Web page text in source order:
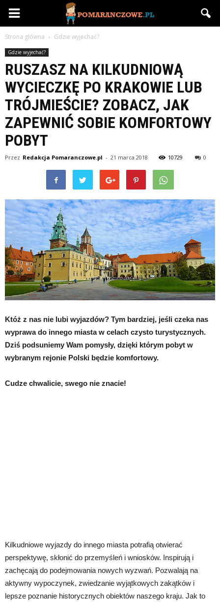
Pomaranczowe.pl
Strona główna Gdzie wyjechać?
Gdzie wyjechać?
RUSZASZ NA KILKUDNIOWĄ
WYCIECZKĘ PO KRAKOWIE LUB
TRÓJMIEŚCIE? ZOBACZ, JAK
ZAPEWNIĆ SOBIE KOMFORTOWY
POBYT
Przez Redakcja Pomaranczowe.pl - 21 marca 2018 10729 0
Któż z nas nie lubi wyjazdów? Tym bardziej, jeśli czeka nas
wyprawa do innego miasta w celach czysto turystycznych.
Dziś podsuniemy Wam pomysły, dzięki którym pobyt w
wybranym rejonie Polski będzie komfortowy.
Cudze chwalicie, swego nie znacie!
Kilkudniowe wyjazdy do innego miasta potrafią otwierać
perspektywę, skłonić do przemyśleń i wniosków. Inspirują i
zachęcają do podejmowania nowych wyzwań. Pozwalają na
aktywny wypoczynek, zwiedzanie wyjątkowych zakątków i
lepsze poznanie historycznych obiektów naszego kraju. Jak to